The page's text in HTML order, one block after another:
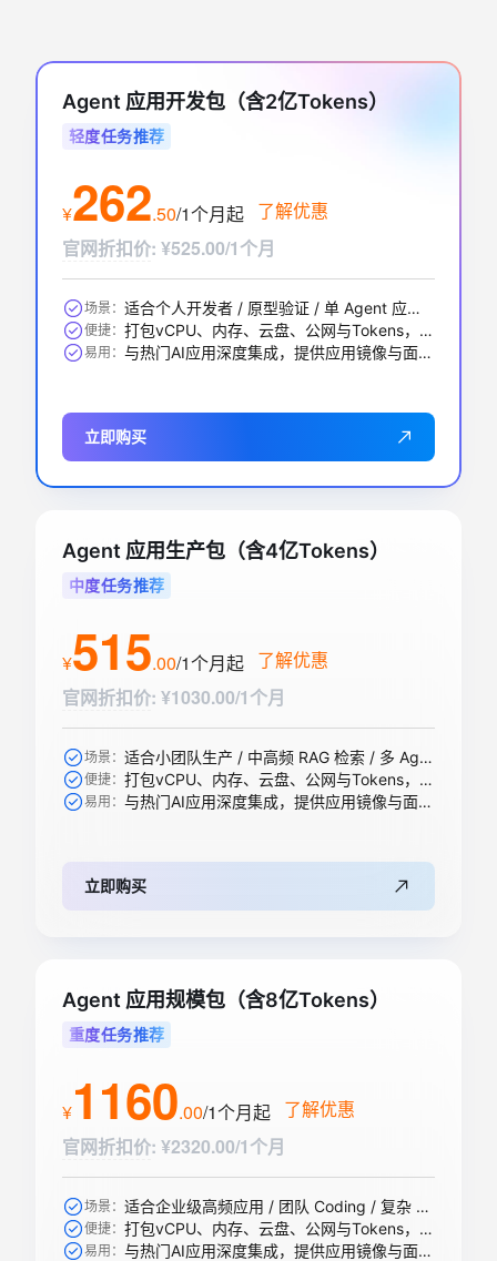
Agent 应用开发包（含2亿Tokens）
轻度任务推荐
¥262.50/1个月起 了解优惠
官网折扣价: ¥525.00/1个月
场景： 适合个人开发者 / 原型验证 / 单 Agent 应用 / 中小 RAG 问答等
便捷： 打包vCPU、内存、云盘、公网与Tokens，一步到位
易用： 与热门AI应用深度集成，提供应用镜像与面板，开箱即用
立即购买
Agent 应用生产包（含4亿Tokens）
中度任务推荐
¥515.00/1个月起 了解优惠
官网折扣价: ¥1030.00/1个月
场景： 适合小团队生产 / 中高频 RAG 检索 / 多 Agent 协作等
便捷： 打包vCPU、内存、云盘、公网与Tokens，一步到位
易用： 与热门AI应用深度集成，提供应用镜像与面板，开箱即用
立即购买
Agent 应用规模包（含8亿Tokens）
重度任务推荐
¥1160.00/1个月起 了解优惠
官网折扣价: ¥2320.00/1个月
场景： 适合企业级高频应用 / 团队 Coding / 复杂 Agent / 大规模 RAG 引擎等
便捷： 打包vCPU、内存、云盘、公网与Tokens，一步到位
易用： 与热门AI应用深度集成，提供应用镜像与面板，开箱即用